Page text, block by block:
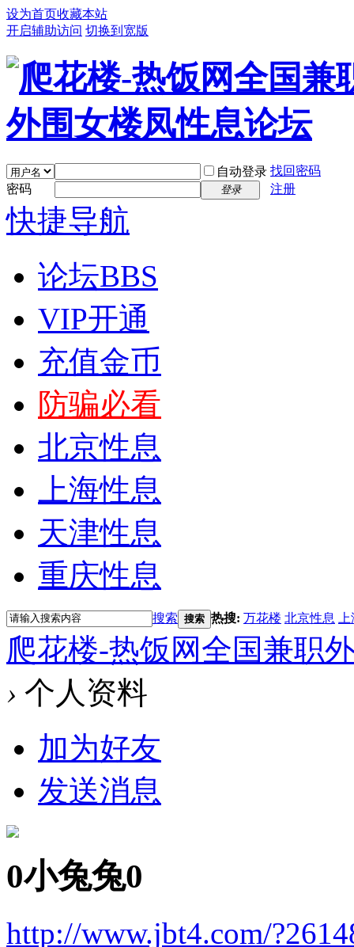
设为首页收藏本站
开启辅助访问 切换到宽版
自动登录 找回密码
密码
登录 注册
快捷导航
论坛BBS
VIP开通
充值金币
防骗必看
北京性息
上海性息
天津性息
重庆性息
搜索 搜索 热搜: 万花楼 北京性息
爬花楼-热饭网全国兼职
› 个人资料
加为好友
发送消息
0小兔兔0
http://www.jbt4.com/